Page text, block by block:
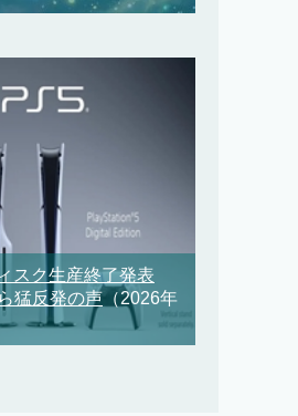
スク生産終了発表
猛反発の声（2026年